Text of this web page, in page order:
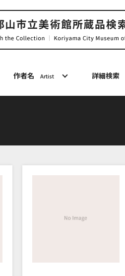
作者名 Artist 詳細検索